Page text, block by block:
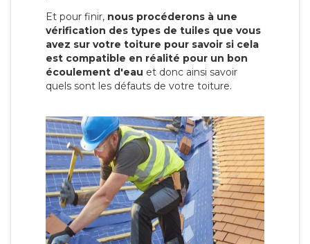
Et pour finir, nous procéderons à une
vérification des types de tuiles que vous
avez sur votre toiture pour savoir si cela
est compatible en réalité pour un bon
écoulement d'eau et donc ainsi savoir
quels sont les défauts de votre toiture.